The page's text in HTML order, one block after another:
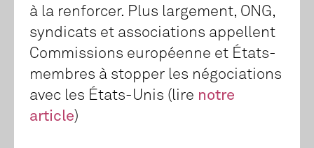
à la renforcer. Plus largement, ONG,
syndicats et associations appellent
Commissions européenne et États-
membres à stopper les négociations
avec les États-Unis (lire notre
article)